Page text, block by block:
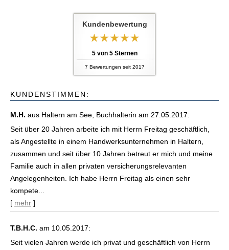
Kundenbewertung
5von 5Sternen
7 Bewertungen seit 2017
KUNDENSTIMMEN:
M.H. aus Haltern am See , Buchhalterin am 27.05.2017:
Seit über 20 Jahren arbeite ich mit Herrn Freitag geschäftlich,
als Angestellte in einem Handwerksunternehmen in Haltern,
zusammen und seit über 10 Jahren betreut er mich und meine
Familie auch in allen privaten versicherungsrelevanten
Angelegenheiten. Ich habe Herrn Freitag als einen sehr
kompete...
[ mehr ]
T.B.H.C. am 10.05.2017:
Seit vielen Jahren werde ich privat und geschäftlich von Herrn